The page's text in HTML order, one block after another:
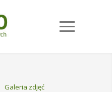
Galeria zdjęć